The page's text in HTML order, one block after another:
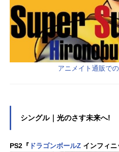
アニメイト通販で
シングル｜光のさす未来へ!
PS2『 ドラゴンボールZ インフィ